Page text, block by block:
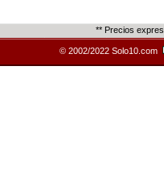
** Precios
© 2002/2022 Solo10.com